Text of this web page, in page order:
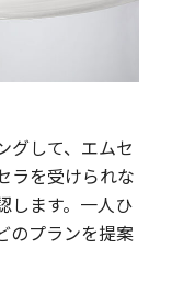
グして、エムセ
ラを受けられな
します。一人ひ
のプランを提案